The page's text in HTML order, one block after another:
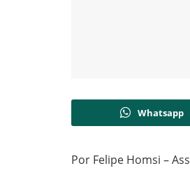
Whatsapp
Por Felipe Homsi –